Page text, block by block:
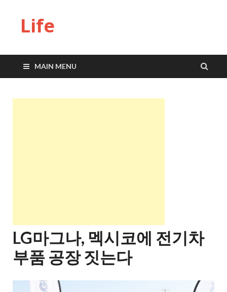
Life
MAIN MENU
LG마그나, 멕시코에 전기차
부품 공장 짓는다